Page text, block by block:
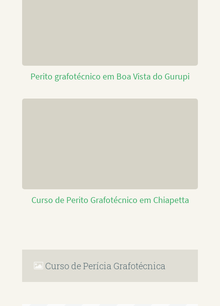
Perito grafotécnico em Boa Vista do Gurupi
Curso de Perito Grafotécnico em Chiapetta
Curso de Perícia Grafotécnica